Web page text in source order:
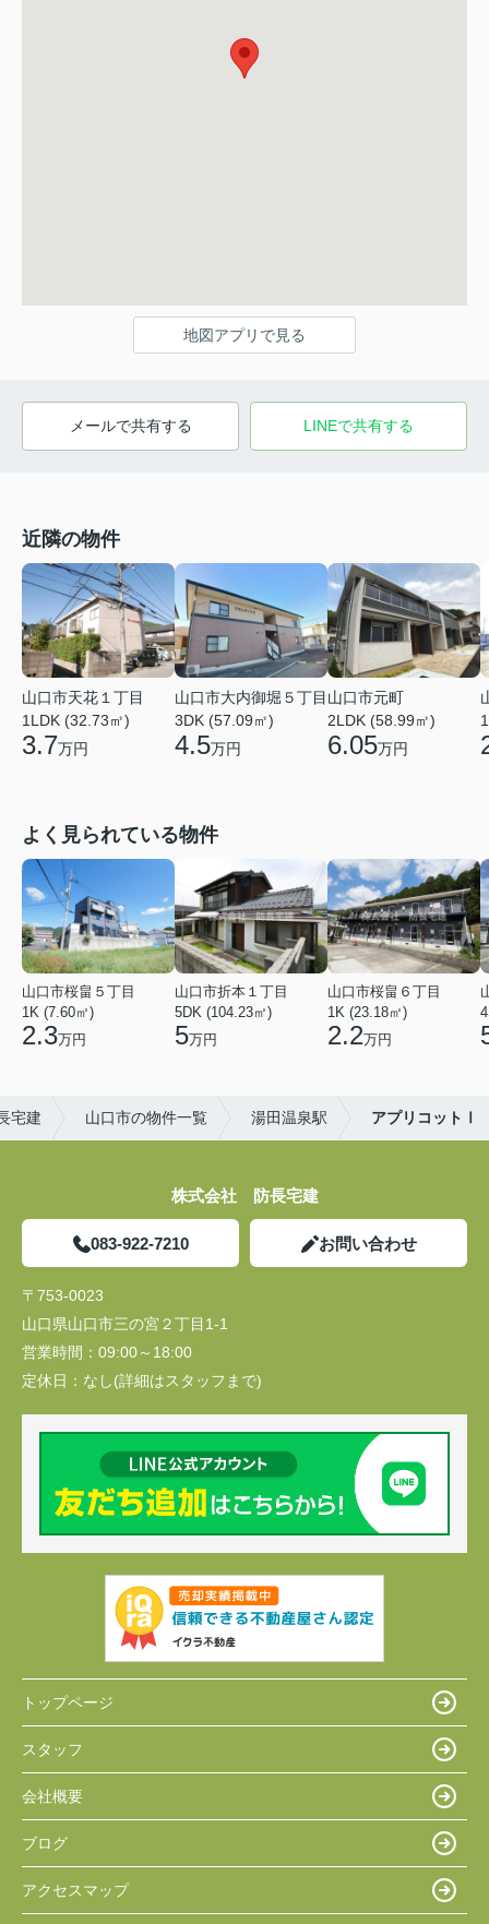
地図アプリで見る
メールで共有する LINEで共有する
近隣の物件
山口市天花１丁目
1LDK (32.73㎡)
3.7万円
山口市大内御堀５丁目
3DK (57.09㎡)
4.5万円
山口市元町
2LDK (58.99㎡)
6.05万円
よく見られている物件
山口市桜畠５丁目
1K (7.60㎡)
2.3万円
山口市折本１丁目
5DK (104.23㎡)
5万円
山口市桜畠６丁目
1K (23.18㎡)
2.2万円
宅建 山口市の物件一覧 湯田温泉駅 アプリコットⅠ
株式会社 防長宅建
083-922-7210 お問い合わせ
〒753-0023
山口県山口市三の宮２丁目1-1
営業時間： 09:00～18:00
定休日： なし(詳細はスタッフまで)
トップページ
スタッフ
会社概要
ブログ
アクセスマップ